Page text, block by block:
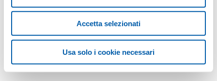
Accetta selezionati
Usa solo i cookie necessari